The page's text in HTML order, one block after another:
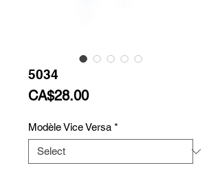
5034
CA$28.00Price
Modèle Vice Versa *